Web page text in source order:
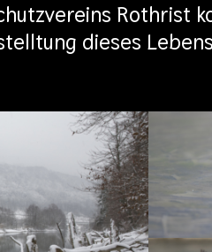
Rothrist
dieses